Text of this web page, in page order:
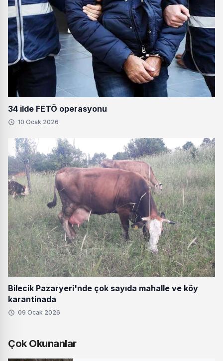
34 ilde FETÖ operasyonu
10 Ocak 2026
Bilecik Pazaryeri'nde çok sayıda mahalle ve köy
karantinada
09 Ocak 2026
Çok Okunanlar